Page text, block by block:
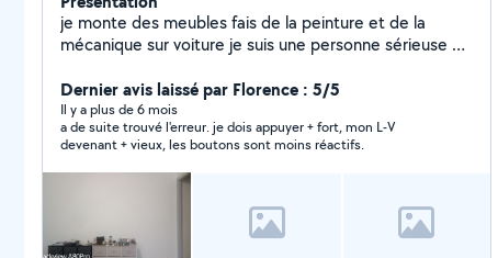
je monte des meubles fais de la peinture et de la
mécanique sur voiture je suis une personne sérieuse et
Dernier avis laissé par Florence : 5/5
Il y a plus de 6 mois
a de suite trouvé l'erreur. je dois appuyer + fort, mon L-V
devenant + vieux, les boutons sont moins réactifs.